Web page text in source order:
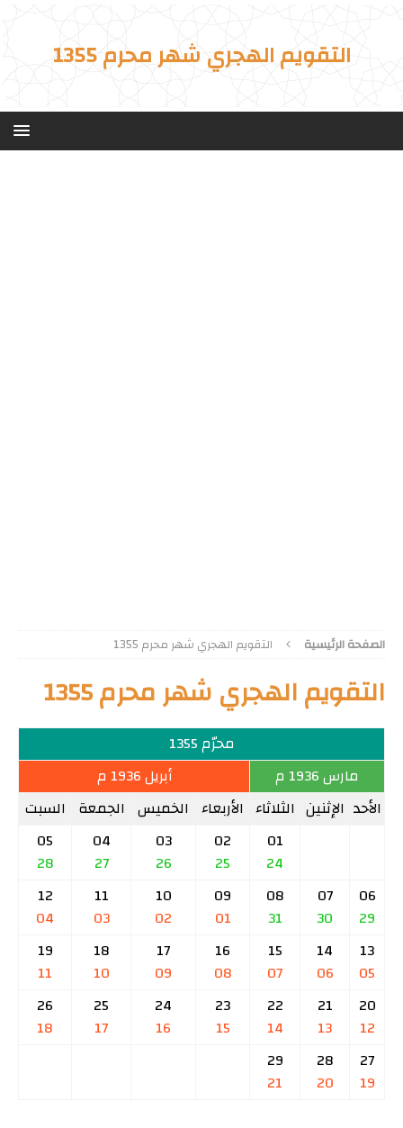
التقويم الهجري شهر محرم 1355
الصفحة الرئيسية التقويم الهجري شهر محرم 1355
التقويم الهجري شهر محرم 1355
محرّم 1355
مارس 1936 م
أبريل 1936 م
الأحد الإثنين الثلاثاء الأربعاء الخميس الجمعة السبت
01
24
02
25
03
26
04
27
05
28
06
29
07
30
08
31
09
01
10
02
11
03
12
04
13
05
14
06
15
07
16
08
17
09
18
10
19
11
20
12
21
13
22
14
23
15
24
16
25
17
26
18
27
19
28
20
29
21